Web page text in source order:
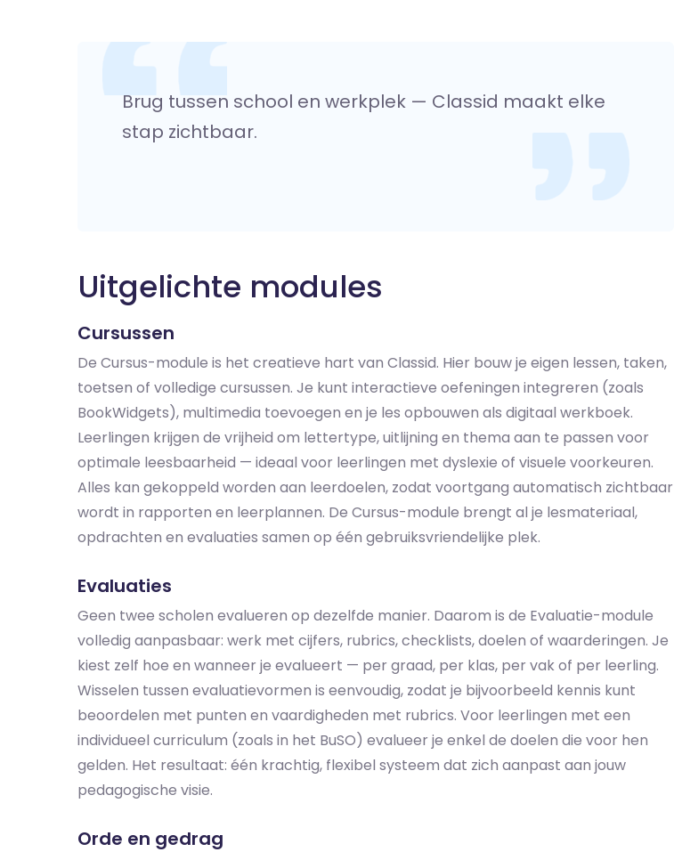
Brug tussen school en werkplek — Classid maakt elke
stap zichtbaar.
Uitgelichte modules
Cursussen
De Cursus-module is het creatieve hart van Classid. Hier bouw je eigen lessen, taken,
toetsen of volledige cursussen. Je kunt interactieve oefeningen integreren (zoals
BookWidgets), multimedia toevoegen en je les opbouwen als digitaal werkboek.
Leerlingen krijgen de vrijheid om lettertype, uitlijning en thema aan te passen voor
optimale leesbaarheid — ideaal voor leerlingen met dyslexie of visuele voorkeuren.
Alles kan gekoppeld worden aan leerdoelen, zodat voortgang automatisch zichtbaar
wordt in rapporten en leerplannen. De Cursus-module brengt al je lesmateriaal,
opdrachten en evaluaties samen op één gebruiksvriendelijke plek.
Evaluaties
Geen twee scholen evalueren op dezelfde manier. Daarom is de Evaluatie-module
volledig aanpasbaar: werk met cijfers, rubrics, checklists, doelen of waarderingen. Je
kiest zelf hoe en wanneer je evalueert — per graad, per klas, per vak of per leerling.
Wisselen tussen evaluatievormen is eenvoudig, zodat je bijvoorbeeld kennis kunt
beoordelen met punten en vaardigheden met rubrics. Voor leerlingen met een
individueel curriculum (zoals in het BuSO) evalueer je enkel de doelen die voor hen
gelden. Het resultaat: één krachtig, flexibel systeem dat zich aanpast aan jouw
pedagogische visie.
Orde en gedrag